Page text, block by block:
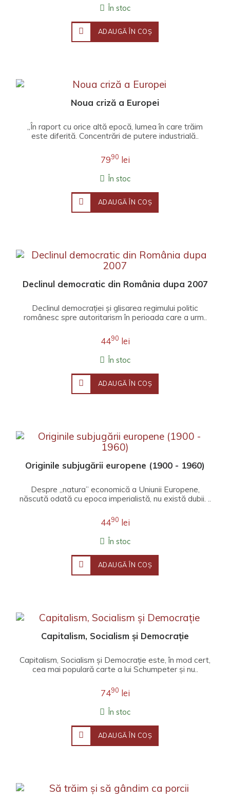
În stoc
ADAUGĂ ÎN COŞ
Noua criză a Europei
„În raport cu orice altă epocă, lumea în care trăim
este diferită. Concentrări de putere industrială..
7990 lei
În stoc
ADAUGĂ ÎN COŞ
Declinul democratic din România dupa 2007
Declinul democrației și glisarea regimului politic
românesc spre autoritarism în perioada care a urm..
4490 lei
În stoc
ADAUGĂ ÎN COŞ
Originile subjugării europene (1900 - 1960)
Despre „natura” economică a Uniunii Europene,
născută odată cu epoca imperialistă, nu există dubii. ..
4490 lei
În stoc
ADAUGĂ ÎN COŞ
Capitalism, Socialism și Democrație
Capitalism, Socialism și Democrație este, în mod cert,
cea mai populară carte a lui Schumpeter și nu..
7490 lei
În stoc
ADAUGĂ ÎN COŞ